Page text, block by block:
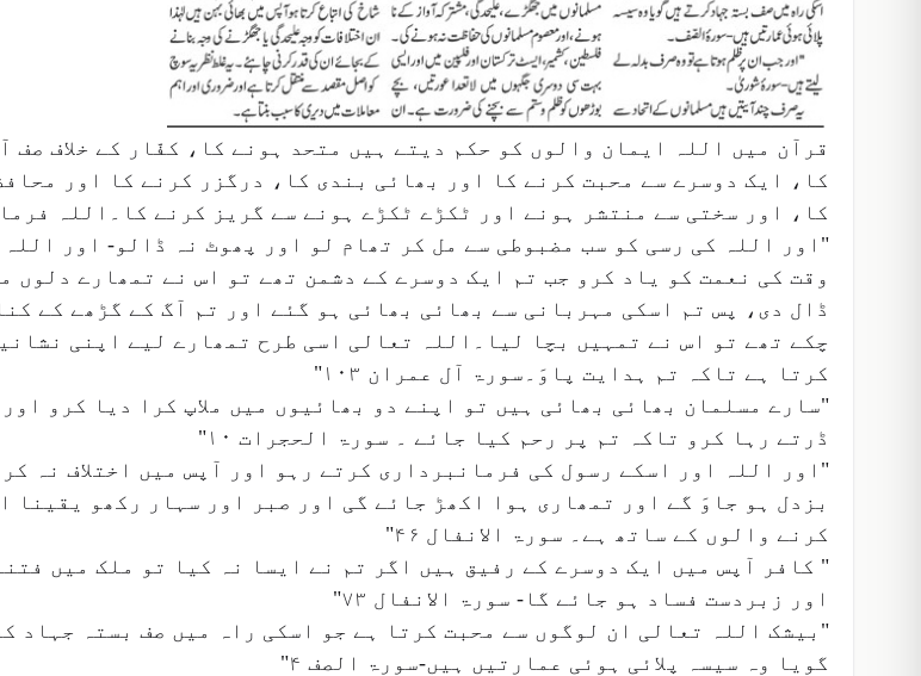
قرآن میں اللہ ایمان والوں کو حکم دیتے ہیں متحد ہونے کا، کفّار کے خلاف صف
کا، ایک دوسرے سے محبت کرنے کا اور بھائی بندی کا، درگزر کرنے کا اور
کا، اور سختی سے منتشر ہونے اور ٹکڑے ٹکڑے ہونے سے گریز کرنے کا۔اللہ
"اور اللہ کی رسی کو سب مضبوطی سے مل کر تھام لو اور پھوٹ نہ ڈالو- اور
وقت کی نعمت کو یاد کرو جب تم ایک دوسرے کے دشمن تھے تو اس نے تمھارے دلوں
ڈال دی، پس تم اسکی مہربانی سے بھائی بھائی ہو گئے اور تم آگ کے گڑھے کے
چکے تھے تو اس نے تمہیں بچا لیا۔اللہ تعالی اسی طرح تمھارے لیے اپنی
کرتا ہے تاکہ تم ہدایت پاوَ۔سورۃ آل عمران ۱۰۳"
"سارے مسلمان بھائی بھائی ہیں تو اپنے دو بھائیوں میں ملاپ کرا دیا کرو
ڈرتے رہا کرو تاکہ تم پر رحم کیا جائے ۔ سورۃ الحجرات ۱۰"
"اور اللہ اور اسکے رسول کی فرمانبرداری کرتے رہو اور آپس میں اختلاف نہ
بزدل ہو جاوَ گے اور تمھاری ہوا اکھڑ جائے گی اور صبر اور سہار رکھو یقینا
کرنے والوں کے ساتھ ہے۔ سورۃ الانفال ۴۶"
" کافر آپس میں ایک دوسرے کے رفیق ہیں اگر تم نے ایسا نہ کیا تو ملک میں
اور زبردست فساد ہو جائے گا- سورۃ الانفال ۷۳"
"بیشک اللہ تعالی ان لوگوں سے محبت کرتا ہے جو اسکی راہ میں صف بستہ جہاد
گویا وہ سیسہ پلائی ہوئی عمارتیں ہیں-سورۃ الصف ۴"